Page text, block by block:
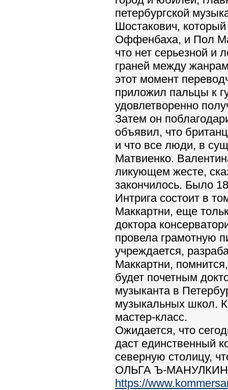
петербургской
Шостакович,
Оффенбаха, и Пол
что нет серьезной и
граней между
этот момент
приложил пальцы к
удовлетворенно
Затем он
объявил, что
и что все люди, в
Матвиенко.
ликующем жесте,
закончилось. Было
Интрига состоит в
Маккартни, еще
доктора
провела грамотную
учреждается,
Маккартни,
будет почетным
музыканта в
музыкальных школ.
мастер-класс.
Ожидается, что
даст единственный
северную столицу,
ОЛЬГА Ъ-
https://